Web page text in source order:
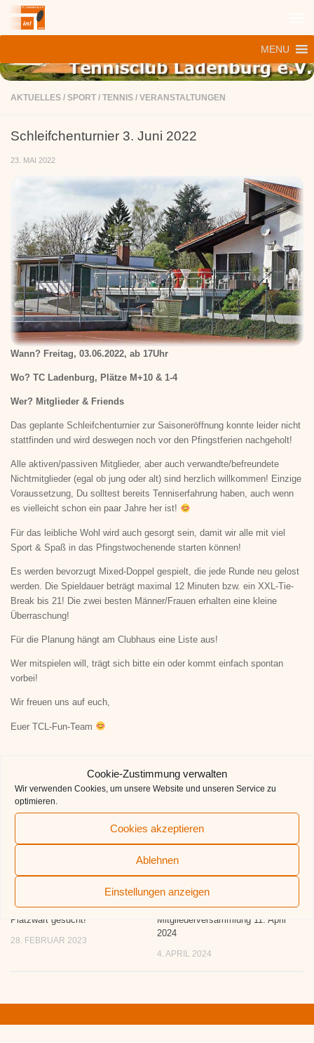
Cookie-Zustimmung verwalten
Wir verwenden Cookies, um unsere Website und unseren Service zu
optimieren.
Cookies akzeptieren
Ablehnen
Einstellungen anzeigen
Zum Inhalt springen
MENU
AKTUELLES / SPORT / TENNIS / VERANSTALTUNGEN
Schleifchenturnier 3. Juni 2022
23. MAI 2022
Wann? Freitag, 03.06.2022, ab 17Uhr
Wo? TC Ladenburg, Plätze M+10 & 1-4
Wer? Mitglieder & Friends
Das geplante Schleifchenturnier zur Saisoneröffnung konnte leider nicht
stattfinden und wird deswegen noch vor den Pfingstferien nachgeholt!
Alle aktiven/passiven Mitglieder, aber auch verwandte/befreundete
Nichtmitglieder (egal ob jung oder alt) sind herzlich willkommen! Einzige
Voraussetzung, Du solltest bereits Tenniserfahrung haben, auch wenn
es vielleicht schon ein paar Jahre her ist!
Für das leibliche Wohl wird auch gesorgt sein, damit wir alle mit viel
Sport & Spaß in das Pfingstwochenende starten können!
Es werden bevorzugt Mixed-Doppel gespielt, die jede Runde neu gelost
werden. Die Spieldauer beträgt maximal 12 Minuten bzw. ein XXL-Tie-
Break bis 21! Die zwei besten Männer/Frauen erhalten eine kleine
Überraschung!
Für die Planung hängt am Clubhaus eine Liste aus!
Wer mitspielen will, trägt sich bitte ein oder kommt einfach spontan
vorbei!
Wir freuen uns auf euch,
Euer TCL-Fun-Team
FÜR DICH VIELLEICHT EBENFALLS
INTERESSANT …
Platzwart gesucht!
28. FEBRUAR 2023
Mitgliederversammlung 11. April
2024
4. APRIL 2024